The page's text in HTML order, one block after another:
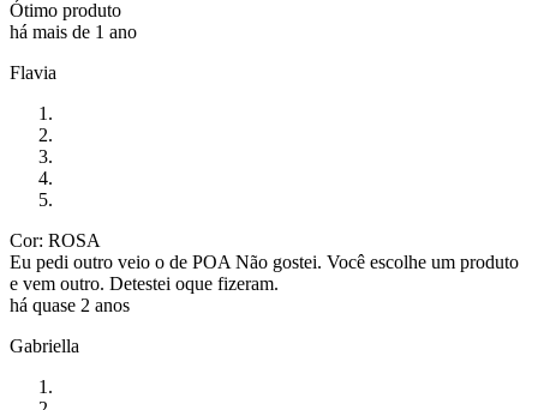
Ótimo produto
há mais de 1 ano
Flavia
Cor: ROSA
Eu pedi outro veio o de POA Não gostei. Você escolhe um produto
e vem outro. Detestei oque fizeram.
há quase 2 anos
Gabriella